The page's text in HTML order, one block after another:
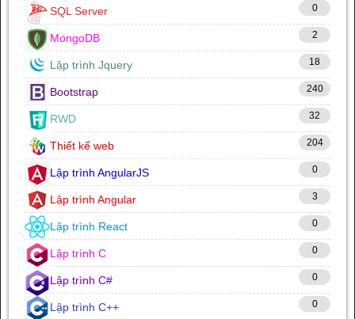
SQL Server 0
MongoDB 2
Lập trình Jquery 18
Bootstrap 240
RWD 32
Thiết kế web 204
Lập trình AngularJS 0
Lập trình Angular 3
Lập trình React 0
Lập trình C 0
Lập trình C# 0
Lập trình C++ 0